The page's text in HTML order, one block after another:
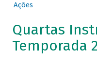
Ações
Quartas
Temporada